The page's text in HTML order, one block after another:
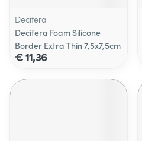
Decifera
Decifera Foam Silicone
Border Extra Thin 7,5x7,5cm
€ 11,36